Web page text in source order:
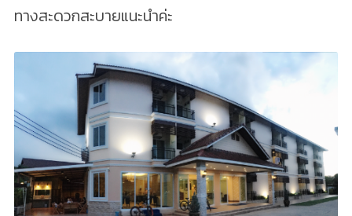
ทางสะดวกสะบายแนะนำค่ะ